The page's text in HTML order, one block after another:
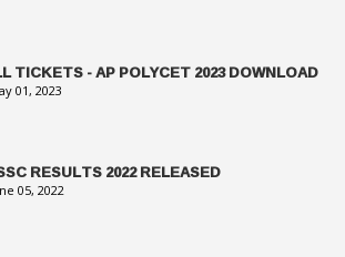
TICKETS - AP POLYCET 2023 DOWNLOAD
01, 2023
RESULTS 2022 RELEASED
05, 2022